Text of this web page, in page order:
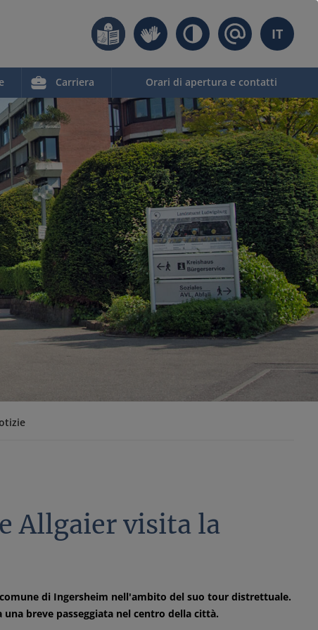
IT
Carriera Orari di apertura e contatti
Allgaier visita la
di Ingersheim nell'ambito del suo tour distrettuale.
breve passeggiata nel centro della città.